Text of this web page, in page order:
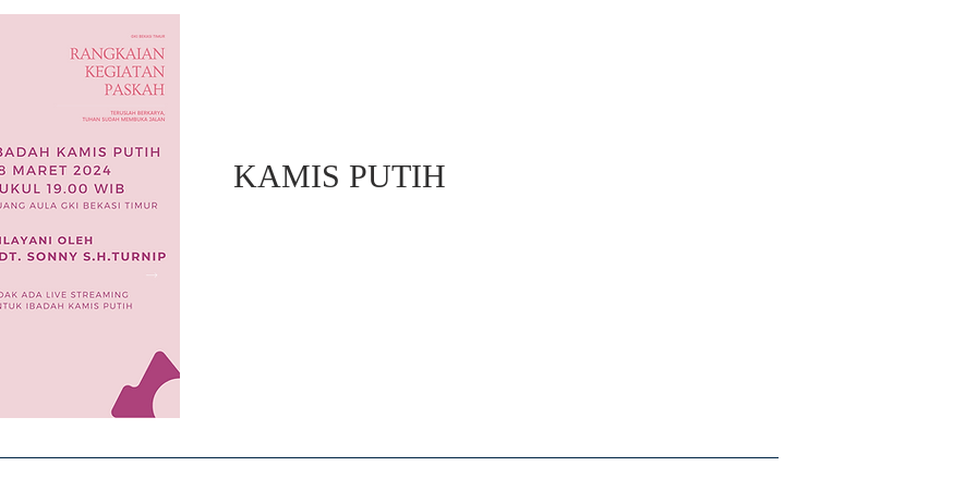
KAMIS PUTIH